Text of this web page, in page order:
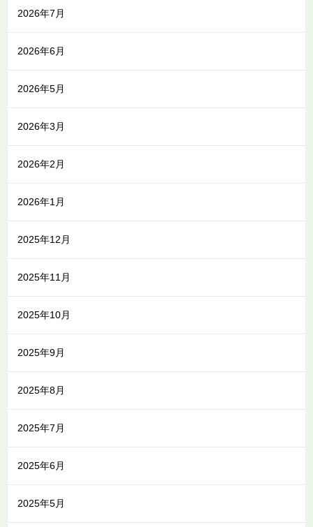
2026年7月
2026年6月
2026年5月
2026年3月
2026年2月
2026年1月
2025年12月
2025年11月
2025年10月
2025年9月
2025年8月
2025年7月
2025年6月
2025年5月